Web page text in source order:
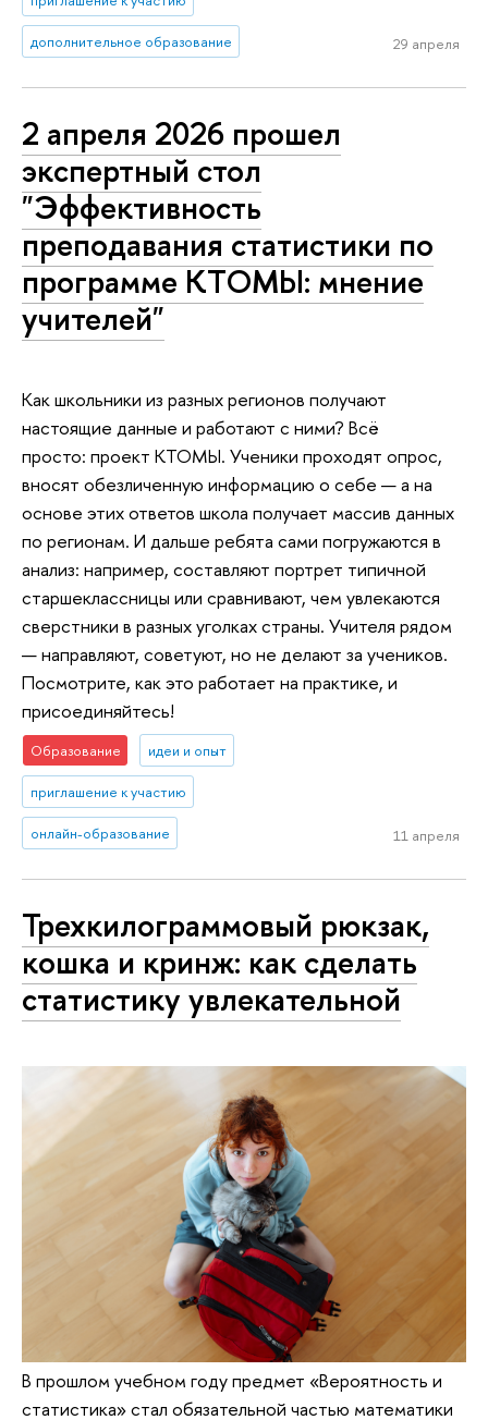
дополнительное образование 29 апреля
2 апреля 2026 прошел
экспертный стол
"Эффективность
преподавания статистики по
программе КТОМЫ: мнение
учителей"
Как школьники из разных регионов получают
настоящие данные и работают с ними? Всё
просто: проект КТОМЫ. Ученики проходят опрос,
вносят обезличенную информацию о себе — а на
основе этих ответов школа получает массив данных
по регионам. И дальше ребята сами погружаются в
анализ: например, составляют портрет типичной
старшеклассницы или сравнивают, чем увлекаются
сверстники в разных уголках страны. Учителя рядом
— направляют, советуют, но не делают за учеников.
Посмотрите, как это работает на практике, и
присоединяйтесь!
Образование идеи и опыт
приглашение к участию
онлайн-образование 11 апреля
Трехкилограммовый рюкзак,
кошка и кринж: как сделать
статистику увлекательной
В прошлом учебном году предмет «Вероятность и
статистика» стал обязательной частью математики